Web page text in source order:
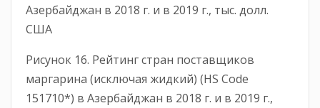
Азербайджан в 2018 г. и в 2019 г., тыс. долл.
США
Рисунок 16. Рейтинг стран поставщиков
маргарина (исключая жидкий) (HS Code
151710*) в Азербайджан в 2018 г. и в 2019 г.,